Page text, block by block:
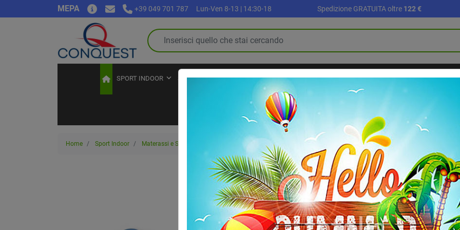
MEPA +39 049 701 787 Lun-Ven 8-13 | 14:30-18 Spedizione GRATUITA oltre 122 €
SPORT INDOOR SPORT OUTDOOR PALLONI E ACCESSORI SETTORE SCUOLA ALLENAMENTO E
RIABILITAZIONE E RECUPERO
Home Sport Indoor Materassi e Stuoie Stuoia fitness occhiellata
Stuoia fitness
Materassino fitness
spessore 1,5 cm, disponibile
5/5-1recensioni